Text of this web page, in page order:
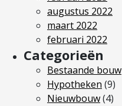
augustus 2022
maart 2022
februari 2022
Categorieën
Bestaande bouw
Hypotheken (9)
Nieuwbouw(4)